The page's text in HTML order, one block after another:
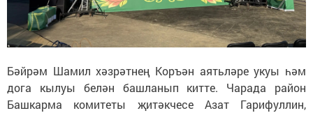
Бәйрәм Шамил хәзрәтнең Коръән аятьләре укуы һәм
дога кылуы белән башланып китте. Чарада район
Башкарма комитеты җитәкчесе Азат Гарифуллин,